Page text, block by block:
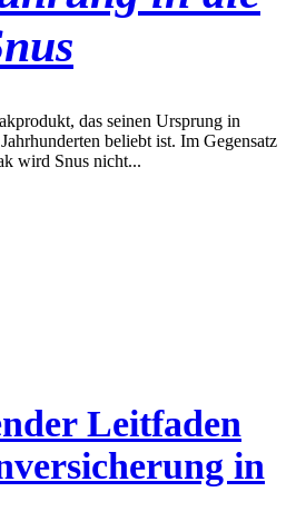
das seinen Ursprung in
beliebt ist. Im Gegensatz
wird Snus nicht...
Leitfaden
in